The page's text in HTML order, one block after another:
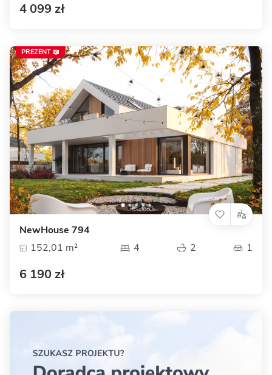
4 099 zł
NewHouse 794
152,01 m²
4 2 1
6 190 zł
PREZENT 📖